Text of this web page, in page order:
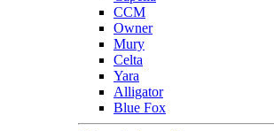
CCM
Owner
Mury
Celta
Yara
Alligator
Blue Fox